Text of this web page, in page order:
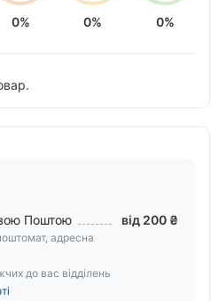
0% 0% 0%
Поштою
адресна
до вас відділень
від 200 ₴